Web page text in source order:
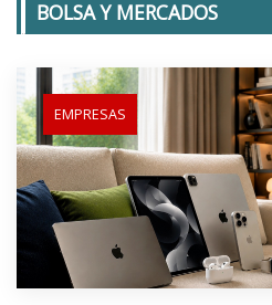
BOLSA Y MERCADOS
EMPRESAS